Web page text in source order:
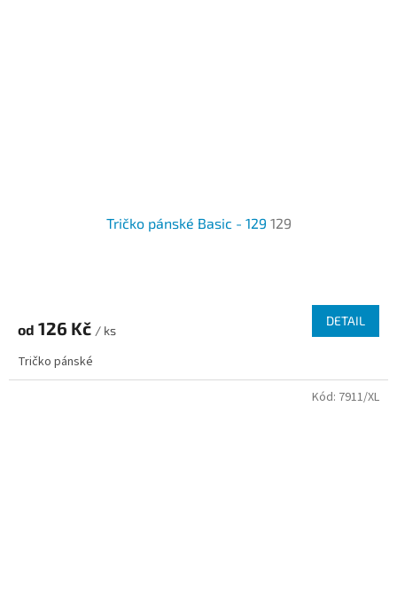
Tričko pánské Basic - 129 129
je
z
5
od 126 Kč / ks
DETAIL
Tričko pánské
Kód: 7911/XL